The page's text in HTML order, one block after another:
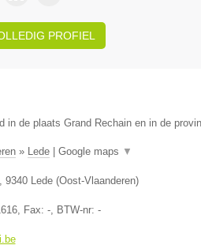
PROFIEL
in de plaats Grand Rechain en in de
» Lede| Google maps ▼
9340 Lede(Oost-Vlaanderen)
, Fax: -, BTW-nr: -